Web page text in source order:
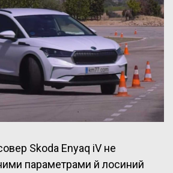
Skoda Enyaq iV не
параметрами й лосиний